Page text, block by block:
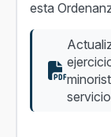
esta